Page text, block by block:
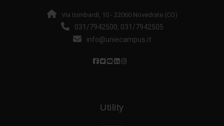
Via Isimbardi, 10 - 22060 Novedrate (CO)
031/7942500, 031/7942505
info@uniecampus.it
Utility